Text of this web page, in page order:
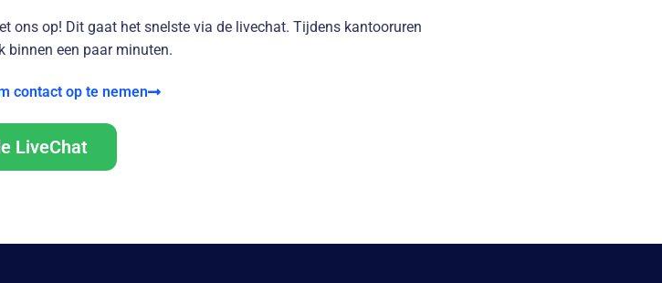
ons op! Dit gaat het snelste via de livechat. Tijdens kantooruren
binnen een paar minuten.
contact op te nemen
LiveChat